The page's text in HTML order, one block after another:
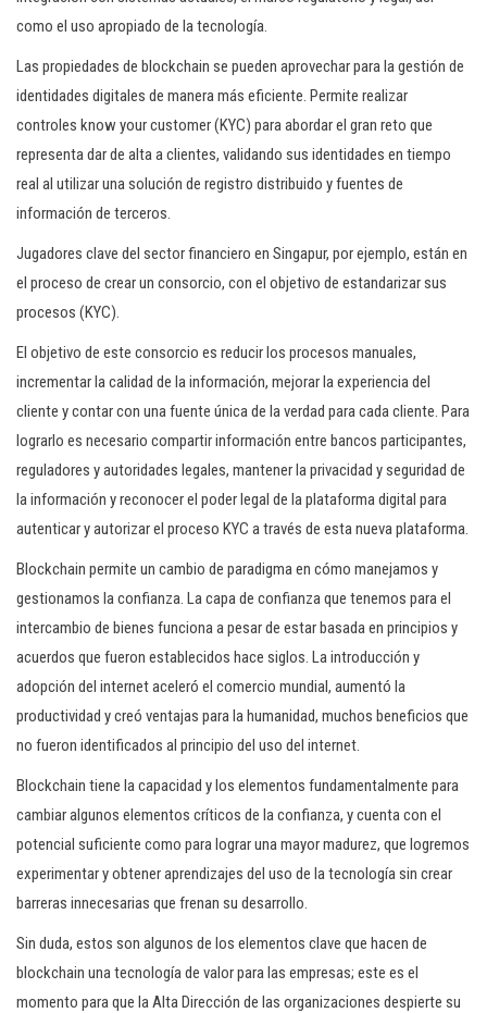
como el uso apropiado de la tecnología.
Las propiedades de blockchain se pueden aprovechar para la gestión de
identidades digitales de manera más eficiente. Permite realizar
controles know your customer (KYC) para abordar el gran reto que
representa dar de alta a clientes, validando sus identidades en tiempo
real al utilizar una solución de registro distribuido y fuentes de
información de terceros.
Jugadores clave del sector financiero en Singapur, por ejemplo, están en
el proceso de crear un consorcio, con el objetivo de estandarizar sus
procesos (KYC).
El objetivo de este consorcio es reducir los procesos manuales,
incrementar la calidad de la información, mejorar la experiencia del
cliente y contar con una fuente única de la verdad para cada cliente. Para
lograrlo es necesario compartir información entre bancos participantes,
reguladores y autoridades legales, mantener la privacidad y seguridad de
la información y reconocer el poder legal de la plataforma digital para
autenticar y autorizar el proceso KYC a través de esta nueva plataforma.
Blockchain permite un cambio de paradigma en cómo manejamos y
gestionamos la confianza. La capa de confianza que tenemos para el
intercambio de bienes funciona a pesar de estar basada en principios y
acuerdos que fueron establecidos hace siglos. La introducción y
adopción del internet aceleró el comercio mundial, aumentó la
productividad y creó ventajas para la humanidad, muchos beneficios que
no fueron identificados al principio del uso del internet.
Blockchain tiene la capacidad y los elementos fundamentalmente para
cambiar algunos elementos críticos de la confianza, y cuenta con el
potencial suficiente como para lograr una mayor madurez, que logremos
experimentar y obtener aprendizajes del uso de la tecnología sin crear
barreras innecesarias que frenan su desarrollo.
Sin duda, estos son algunos de los elementos clave que hacen de
blockchain una tecnología de valor para las empresas; este es el
momento para que la Alta Dirección de las organizaciones despierte su